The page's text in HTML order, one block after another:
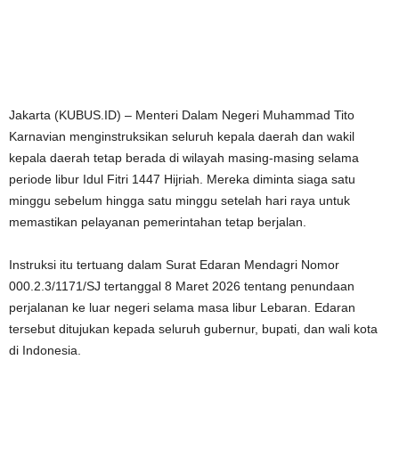
Jakarta (KUBUS.ID) – Menteri Dalam Negeri Muhammad Tito
Karnavian menginstruksikan seluruh kepala daerah dan wakil
kepala daerah tetap berada di wilayah masing-masing selama
periode libur Idul Fitri 1447 Hijriah. Mereka diminta siaga satu
minggu sebelum hingga satu minggu setelah hari raya untuk
memastikan pelayanan pemerintahan tetap berjalan.
Instruksi itu tertuang dalam Surat Edaran Mendagri Nomor
000.2.3/1171/SJ tertanggal 8 Maret 2026 tentang penundaan
perjalanan ke luar negeri selama masa libur Lebaran. Edaran
tersebut ditujukan kepada seluruh gubernur, bupati, dan wali kota
di Indonesia.